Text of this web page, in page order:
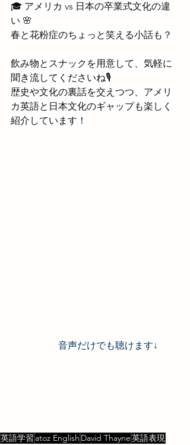
🎓 アメリカ vs 日本の卒業式文化の違
い 🌸
春と花粉症のちょっと笑える小話も？
飲み物とスナックを用意して、気軽に
聞き流してくださいね🎙️
歴史や文化の裏話を交えつつ、アメリ
カ英語と日本文化のギャップも楽しく
紹介しています！
		音声だけでも聴けます↓
英語学習 atoz English David Thayne英語表現